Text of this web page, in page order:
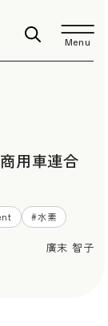
Menu
用車連合
#水素
廣末 智子